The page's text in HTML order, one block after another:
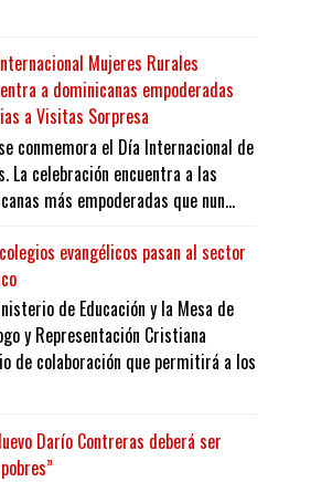
Mujeres Rurales
a dominicanas empoderadas
a Visitas Sorpresa
conmemora el Día Internacional de
La celebración encuentra a las
más empoderadas que nun...
evangélicos pasan al sector
de Educación y la Mesa de
y Representación Cristiana
de colaboración que permitirá a los
Darío Contreras deberá ser